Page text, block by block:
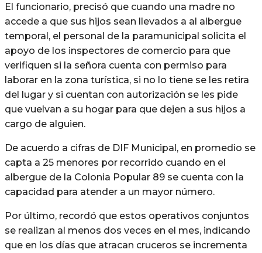
El funcionario, precisó que cuando una madre no
accede a que sus hijos sean llevados a al albergue
temporal, el personal de la paramunicipal solicita el
apoyo de los inspectores de comercio para que
verifiquen si la señora cuenta con permiso para
laborar en la zona turística, si no lo tiene se les retira
del lugar y si cuentan con autorización se les pide
que vuelvan a su hogar para que dejen a sus hijos a
cargo de alguien.
De acuerdo a cifras de DIF Municipal, en promedio se
capta a 25 menores por recorrido cuando en el
albergue de la Colonia Popular 89 se cuenta con la
capacidad para atender a un mayor número.
Por último, recordó que estos operativos conjuntos
se realizan al menos dos veces en el mes, indicando
que en los días que atracan cruceros se incrementa